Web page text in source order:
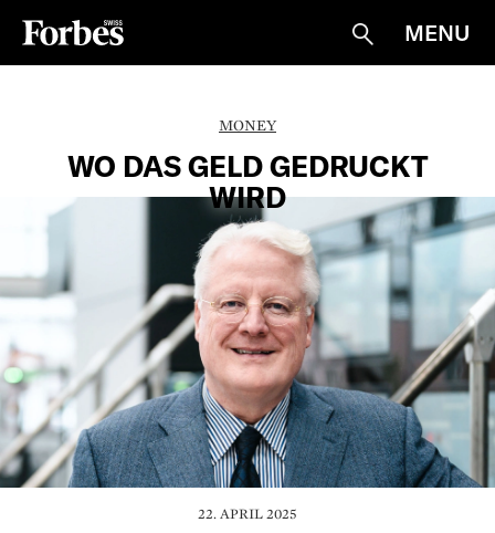
Suche
MENU
MONEY
WO DAS GELD GEDRUCKT
WIRD
22. APRIL 2025